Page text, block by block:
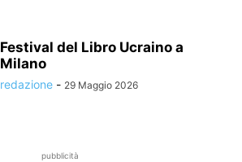
Festival del Libro Ucraino a
Milano
redazione - 29 Maggio 2026
pubblicità